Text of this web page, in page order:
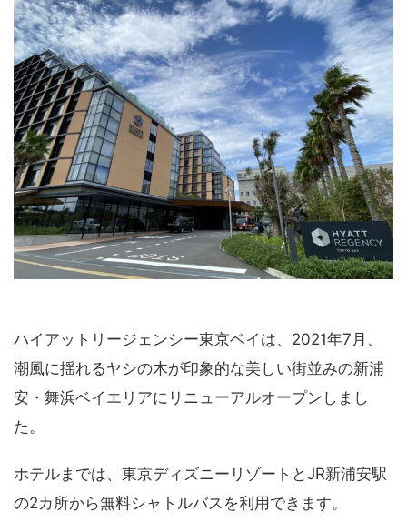
ハイアットリージェンシー東京ベイは、2021年7月、
潮風に揺れるヤシの木が印象的な美しい街並みの新浦
安・舞浜ベイエリアにリニューアルオープンしまし
た。
ホテルまでは、東京ディズニーリゾートとJR新浦安駅
の2カ所から無料シャトルバスを利用できます。